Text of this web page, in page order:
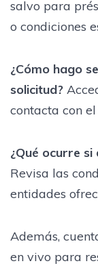
salvo para
o condiciones
¿Cómo hago
solicitud?
contacta con
¿Qué ocurre
Revisa las
entidades
Además,
en vivo para